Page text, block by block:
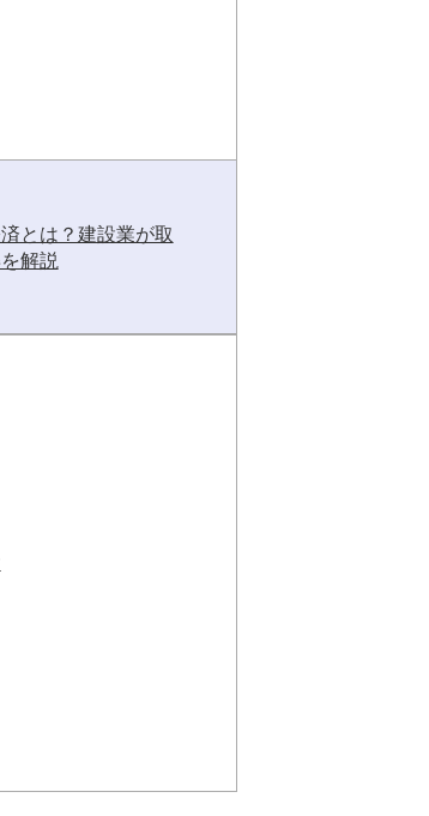
とは？建設業が取
解説